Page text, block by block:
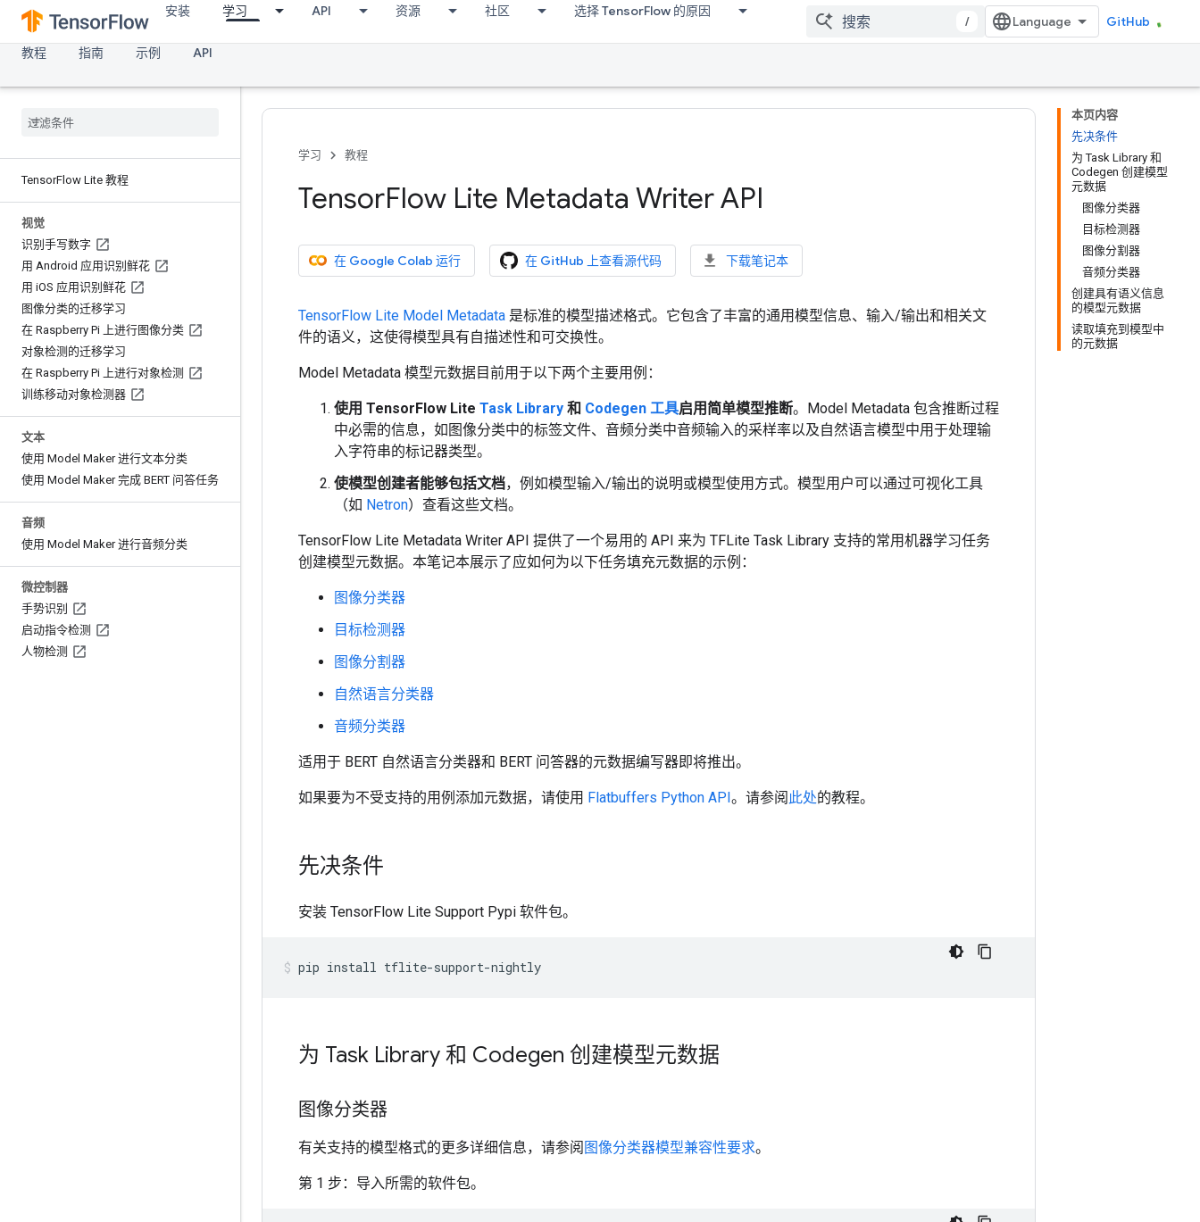
安装 学习 API 资源 社区 选择 TensorFlow 的原因
/
GitHub
教程
指南 示例 API
TensorFlow Lite 教程
视觉
识别手写数字
用 Android 应用识别鲜花
用 iOS 应用识别鲜花
图像分类的迁移学习
在 Raspberry Pi 上进行图像分类
对象检测的迁移学习
在 Raspberry Pi 上进行对象检测
训练移动对象检测器
文本
使用 Model Maker 进行文本分类
使用 Model Maker 完成 BERT 问答任务
音频
使用 Model Maker 进行音频分类
微控制器
手势识别
启动指令检测
人物检测
本页内容
先决条件
为 Task Library 和
Codegen 创建模型
元数据
图像分类器
目标检测器
图像分割器
音频分类器
创建具有语义信息
的模型元数据
读取填充到模型中
的元数据
学习 教程
TensorFlow Lite Metadata Writer API
在 Google Colab 运行 在 GitHub 上查看源代码 下载笔记本
TensorFlow Lite Model Metadata 是标准的模型描述格式。它包含了丰富的通用模型信息、输入/输出和相关文
件的语义，这使得模型具有自描述性和可交换性。
Model Metadata 模型元数据目前用于以下两个主要用例：
使用 TensorFlow Lite Task Library 和 Codegen 工具启用简单模型推断。Model Metadata 包含推断过程
中必需的信息，如图像分类中的标签文件、音频分类中音频输入的采样率以及自然语言模型中用于处理输
入字符串的标记器类型。
使模型创建者能够包括文档，例如模型输入/输出的说明或模型使用方式。模型用户可以通过可视化工具
（如 Netron）查看这些文档。
TensorFlow Lite Metadata Writer API 提供了一个易用的 API 来为 TFLite Task Library 支持的常用机器学习任务
创建模型元数据。本笔记本展示了应如何为以下任务填充元数据的示例：
图像分类器
目标检测器
图像分割器
自然语言分类器
音频分类器
适用于 BERT 自然语言分类器和 BERT 问答器的元数据编写器即将推出。
如果要为不受支持的用例添加元数据，请使用 Flatbuffers Python API。请参阅 此处的教程。
先决条件
安装 TensorFlow Lite Support Pypi 软件包。
pip install tflite-support-nightly
为 Task Library 和 Codegen 创建模型元数据
图像分类器
有关支持的模型格式的更多详细信息，请参阅 图像分类器模型兼容性要求。
第 1 步：导入所需的软件包。